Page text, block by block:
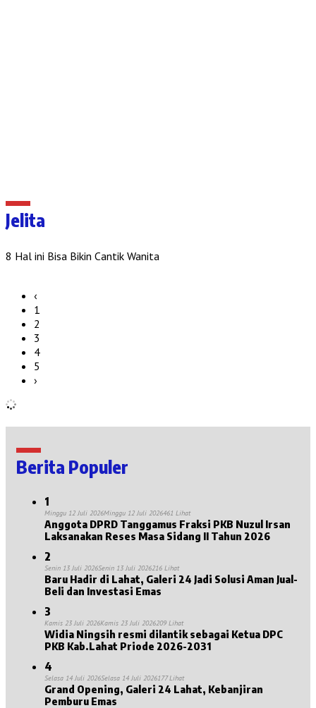
Jelita
8 Hal ini Bisa Bikin Cantik Wanita
‹
1
2
3
4
5
›
Berita Populer
1
Minggu 12 Juli 2026Minggu 12 Juli 2026461 Lihat
Anggota DPRD Tanggamus Fraksi PKB Nuzul Irsan
Laksanakan Reses Masa Sidang II Tahun 2026
2
Senin 13 Juli 2026Senin 13 Juli 2026216 Lihat
Baru Hadir di Lahat, Galeri 24 Jadi Solusi Aman Jual-
Beli dan Investasi Emas
3
Kamis 23 Juli 2026Kamis 23 Juli 2026209 Lihat
Widia Ningsih resmi dilantik sebagai Ketua DPC
PKB Kab.Lahat Priode 2026-2031
4
Selasa 14 Juli 2026Selasa 14 Juli 2026177 Lihat
Grand Opening, Galeri 24 Lahat, Kebanjiran
Pemburu Emas